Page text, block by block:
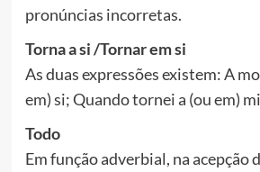
pronúncias incorretas.
Torna a si /Tornar em si
As duas expressões existem: A
em) si; Quando tornei a (ou em)
Todo
Em função adverbial, na acepção